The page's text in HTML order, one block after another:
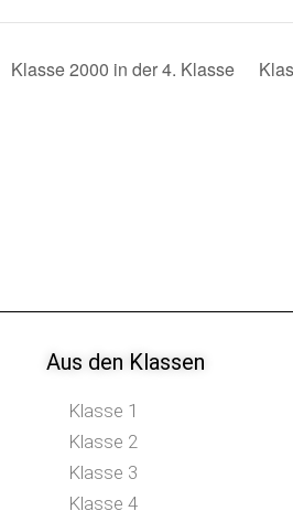
Klasse 2000 in der 4. Klasse
Aus den Klassen
Klasse 1
Klasse 2
Klasse 3
Klasse 4